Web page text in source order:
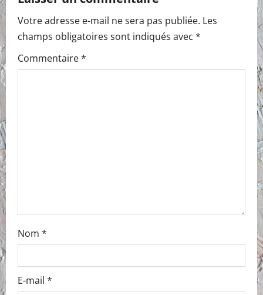
v
i
g
Votre adresse e-mail ne sera pas publiée. Les
champs obligatoires sont indiqués avec *
Commentaire*
Nom *
E-mail *